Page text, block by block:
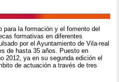
para la formación y el fomento del
formativas en diferentes
por el Ayuntamiento de Vila-real
de hasta 35 años. Puesto en
2012, ya en su segunda edición el
de actuación a través de tres